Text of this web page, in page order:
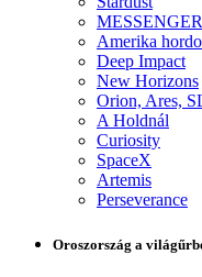
MESSENGER
Amerika
Deep Impact
New Horizons
Orion, Ares,
A Holdnál
Curiosity
SpaceX
Artemis
Perseverance
Oroszország a